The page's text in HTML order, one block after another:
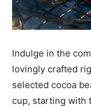
Indulge in the
lovingly crafted
selected cocoa
cup, starting with